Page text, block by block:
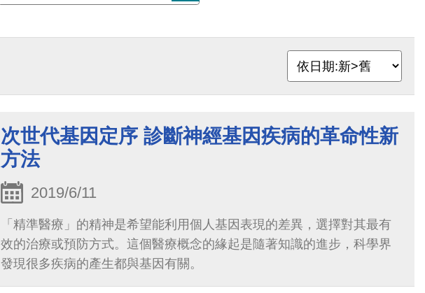
次世代基因定序 診斷神經基因疾病的革命性新
方法
2019/6/11
「精準醫療」的精神是希望能利用個人基因表現的差異，選擇對其最有
效的治療或預防方式。這個醫療概念的緣起是隨著知識的進步，科學界
發現很多疾病的產生都與基因有關。